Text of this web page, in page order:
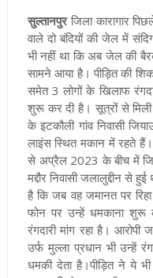
सुल्तानपुरजिला कारागार
वाले दो बंदियों की जेल में
भी नहीं था कि अब जेल की
सामने आया है। पीड़ित की
समेत 3 लोगों के खिलाफ
शुरू कर दी है। सूत्रों से मिली
के इटकौली गांव निवासी
लाइंस स्थित मकान में रहते
से अप्रैल 2023 के बीच में
मद्दौर निवासी जलालुद्दीन से
है कि जब वह जमानत पर
फोन पर उन्हें धमकाना शुरू
रंगदारी मांग रहा है। आरोपी
उर्फ मुल्ला प्रधान भी उन्हें
धमकी देता है।पीड़ित ने ये